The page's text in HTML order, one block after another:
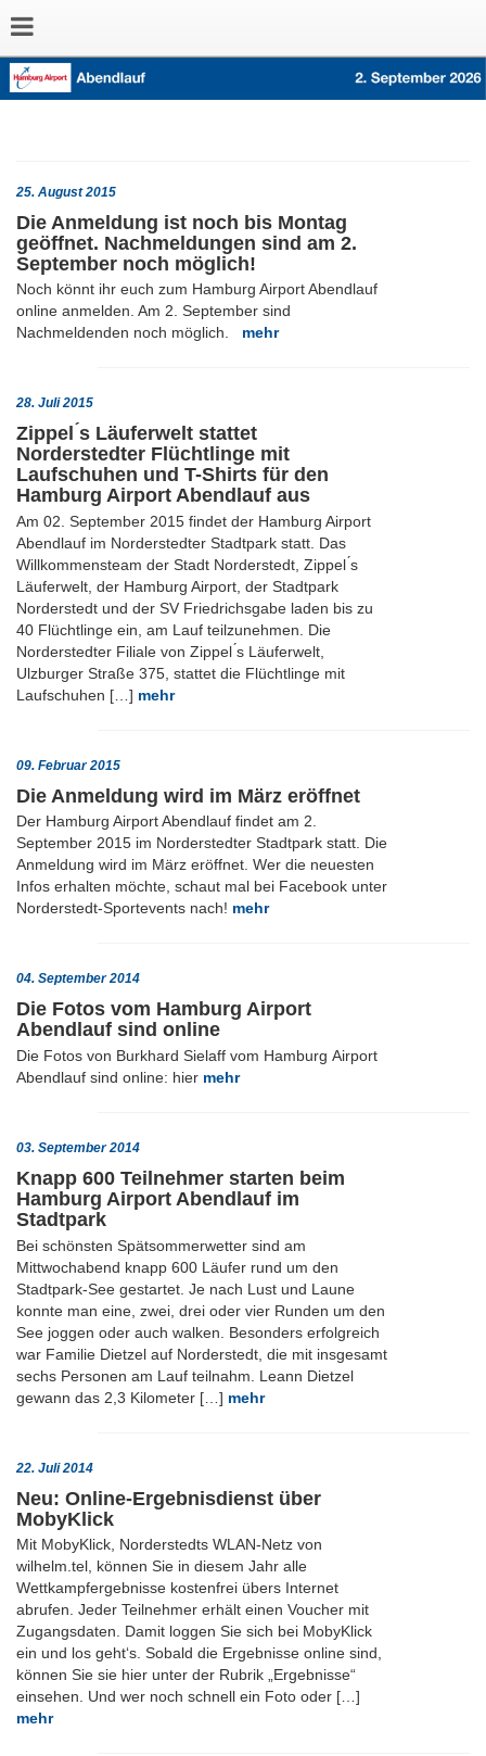
25. August 2015
Die Anmeldung ist noch bis Montag
geöffnet. Nachmeldungen sind am 2.
September noch möglich!
Noch könnt ihr euch zum Hamburg Airport Abendlauf
online anmelden. Am 2. September sind
Nachmeldenden noch möglich. mehr
28. Juli 2015
Zippel ́s Läuferwelt stattet
Norderstedter Flüchtlinge mit
Laufschuhen und T-Shirts für den
Hamburg Airport Abendlauf aus
Am 02. September 2015 findet der Hamburg Airport
Abendlauf im Norderstedter Stadtpark statt. Das
Willkommensteam der Stadt Norderstedt, Zippel ́s
Läuferwelt, der Hamburg Airport, der Stadtpark
Norderstedt und der SV Friedrichsgabe laden bis zu
40 Flüchtlinge ein, am Lauf teilzunehmen. Die
Norderstedter Filiale von Zippel ́s Läuferwelt,
Ulzburger Straße 375, stattet die Flüchtlinge mit
Laufschuhen […] mehr
09. Februar 2015
Die Anmeldung wird im März eröffnet
Der Hamburg Airport Abendlauf findet am 2.
September 2015 im Norderstedter Stadtpark statt. Die
Anmeldung wird im März eröffnet. Wer die neuesten
Infos erhalten möchte, schaut mal bei Facebook unter
Norderstedt-Sportevents nach! mehr
04. September 2014
Die Fotos vom Hamburg Airport
Abendlauf sind online
Die Fotos von Burkhard Sielaff vom Hamburg Airport
Abendlauf sind online: hier mehr
03. September 2014
Knapp 600 Teilnehmer starten beim
Hamburg Airport Abendlauf im
Stadtpark
Bei schönsten Spätsommerwetter sind am
Mittwochabend knapp 600 Läufer rund um den
Stadtpark-See gestartet. Je nach Lust und Laune
konnte man eine, zwei, drei oder vier Runden um den
See joggen oder auch walken. Besonders erfolgreich
war Familie Dietzel auf Norderstedt, die mit insgesamt
sechs Personen am Lauf teilnahm. Leann Dietzel
gewann das 2,3 Kilometer […] mehr
22. Juli 2014
Neu: Online-Ergebnisdienst über
MobyKlick
Mit MobyKlick, Norderstedts WLAN-Netz von
wilhelm.tel, können Sie in diesem Jahr alle
Wettkampfergebnisse kostenfrei übers Internet
abrufen. Jeder Teilnehmer erhält einen Voucher mit
Zugangsdaten. Damit loggen Sie sich bei MobyKlick
ein und los geht‘s. Sobald die Ergebnisse online sind,
können Sie sie hier unter der Rubrik „Ergebnisse“
einsehen. Und wer noch schnell ein Foto oder […]
mehr